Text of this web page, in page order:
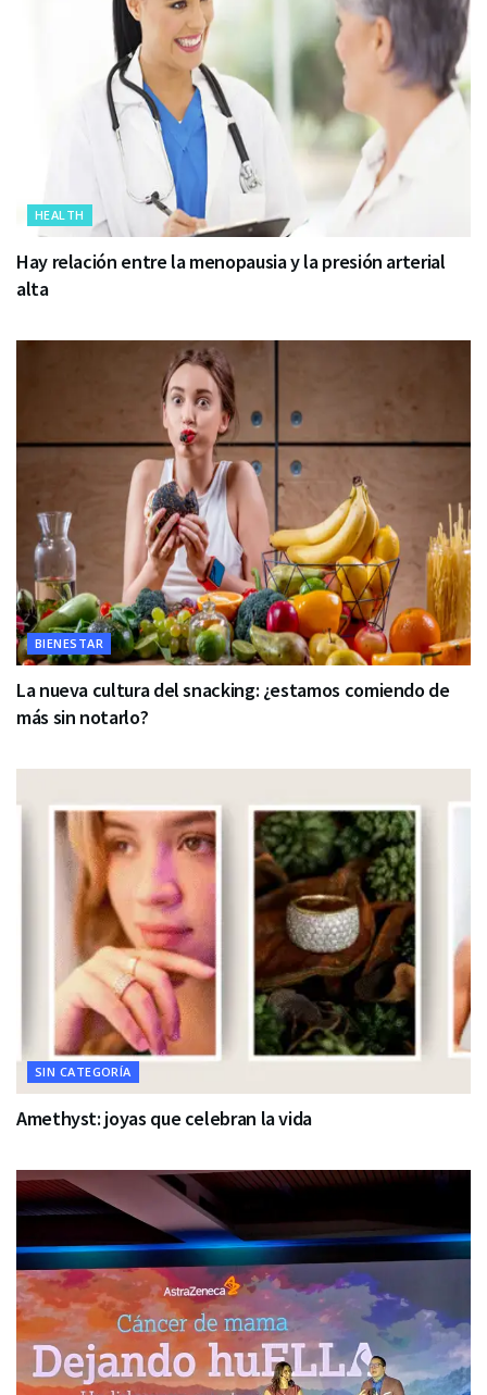
HEALTH
Hay relación entre la menopausia y la presión arterial
alta
BIENESTAR
La nueva cultura del snacking: ¿estamos comiendo de
más sin notarlo?
SIN CATEGORÍA
Amethyst: joyas que celebran la vida